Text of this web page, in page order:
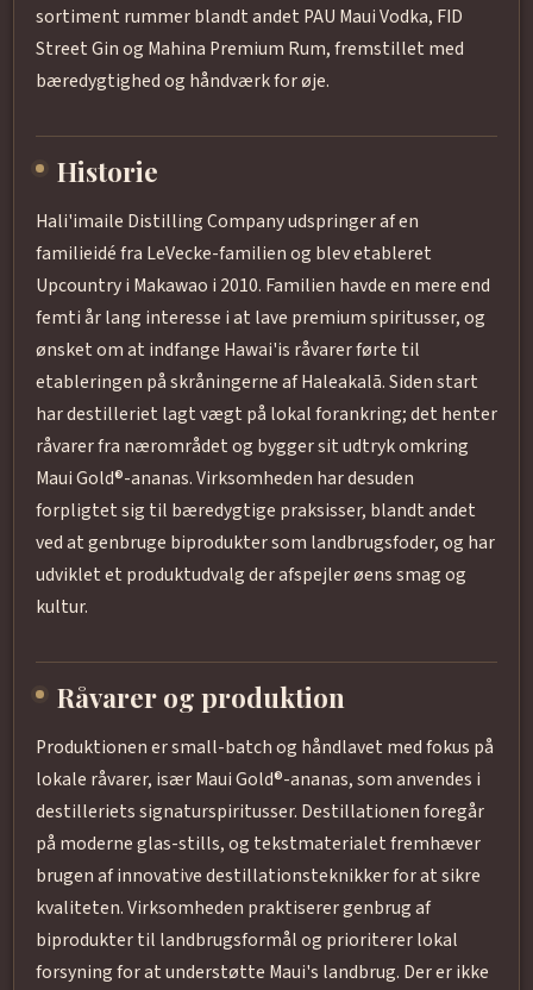
sortiment rummer blandt andet PAU Maui Vodka, FID
Street Gin og Mahina Premium Rum, fremstillet med
bæredygtighed og håndværk for øje.
Historie
Hali'imaile Distilling Company udspringer af en
familieidé fra LeVecke-familien og blev etableret
Upcountry i Makawao i 2010. Familien havde en mere end
femti år lang interesse i at lave premium spiritusser, og
ønsket om at indfange Hawai'is råvarer førte til
etableringen på skråningerne af Haleakalā. Siden start
har destilleriet lagt vægt på lokal forankring; det henter
råvarer fra nærområdet og bygger sit udtryk omkring
Maui Gold®-ananas. Virksomheden har desuden
forpligtet sig til bæredygtige praksisser, blandt andet
ved at genbruge biprodukter som landbrugsfoder, og har
udviklet et produktudvalg der afspejler øens smag og
kultur.
Råvarer og produktion
Produktionen er small-batch og håndlavet med fokus på
lokale råvarer, især Maui Gold®-ananas, som anvendes i
destilleriets signaturspiritusser. Destillationen foregår
på moderne glas-stills, og tekstmaterialet fremhæver
brugen af innovative destillationsteknikker for at sikre
kvaliteten. Virksomheden praktiserer genbrug af
biprodukter til landbrugsformål og prioriterer lokal
forsyning for at understøtte Maui's landbrug. Der er ikke